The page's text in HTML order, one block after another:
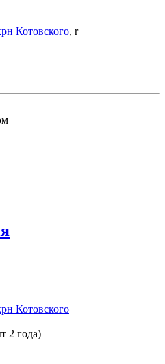
Котовского, r
Котовского
2 года)